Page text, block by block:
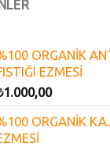
ORGANİK
EZMESİ
1.000,00
ORGANİK